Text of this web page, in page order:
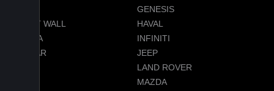
GENESIS
GREAT WALL
HAVAL
HONDA
INFINITI
JAGUAR
JEEP
LAND ROVER
MAZDA